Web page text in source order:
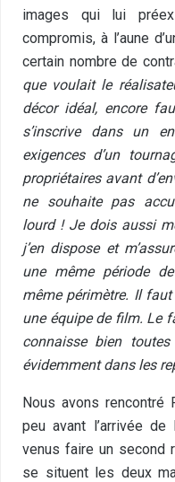
images qui lui
compromis, à l’aune
certain nombre de
que voulait le
décor idéal, encore
s’inscrive dans un
exigences d’un
propriétaires avant
ne souhaite pas
lourd ! Je dois aussi
j’en dispose et
une même période
même périmètre. Il
une équipe de film. Le
connaisse bien toutes
évidemment dans les
Nous avons rencontré
peu avant l’arrivée
venus faire un second
se situent les deux